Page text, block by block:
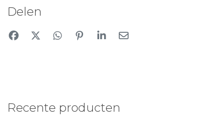
Delen
Recente producten